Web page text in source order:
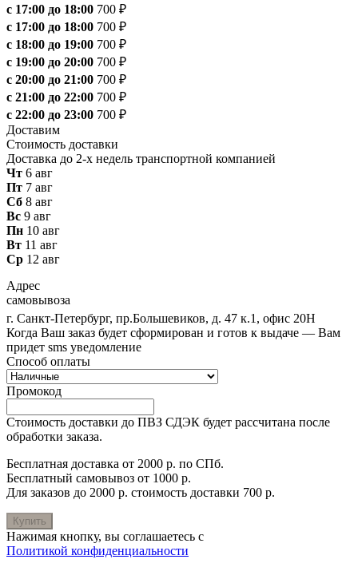
с 17:00 до 18:00 700 ₽
с 17:00 до 18:00 700 ₽
с 18:00 до 19:00 700 ₽
с 19:00 до 20:00 700 ₽
с 20:00 до 21:00 700 ₽
с 21:00 до 22:00 700 ₽
с 22:00 до 23:00 700 ₽
Доставим
Стоимость доставки
Доставка до 2-х недель транспортной компанией
Чт 6 авг
Пт 7 авг
Сб 8 авг
Вс 9 авг
Пн 10 авг
Вт 11 авг
Ср 12 авг
Адрес
самовывоза
г. Санкт-Петербург, пр.Большевиков, д. 47 к.1, офис 20Н
Когда Ваш заказ будет сформирован и готов к выдаче — Вам
придет sms уведомление
Способ оплаты
Промокод
Стоимость доставки до ПВЗ СДЭК будет рассчитана после
обработки заказа.
Бесплатная доставка от 2000 р. по СПб.
Бесплатный самовывоз от 1000 р.
Для заказов до 2000 р. стоимость доставки 700 р.
Купить
Нажимая кнопку, вы соглашаетесь с
Политикой конфиденциальности